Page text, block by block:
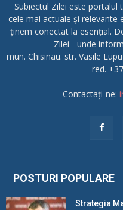
Subiectul Zilei este portalul
cele mai actuale și relevante
ținem conectat la esențial.
Zilei - unde
mun. Chisinau. str. Vasile
red.
Contactați-ne:
POSTURI POPULARE
Strategia